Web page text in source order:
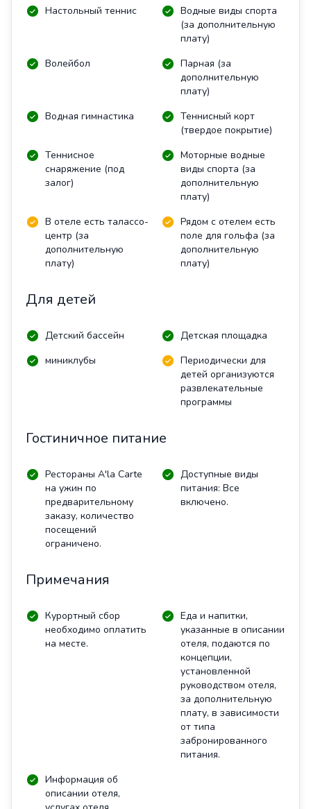
Настольный теннис
Водные виды спорта
(за дополнительную
плату)
Волейбол
Парная (за
дополнительную
плату)
Водная гимнастика
Теннисный корт
(твердое покрытие)
Теннисное
снаряжение (под
залог)
Моторные водные
виды спорта (за
дополнительную
плату)
В отеле есть талассо-
центр (за
дополнительную
плату)
Рядом с отелем есть
поле для гольфа (за
дополнительную
плату)
Для детей
Детский бассейн
Детская площадка
миниклубы
Периодически для
детей организуются
развлекательные
программы
Гостиничное питание
Рестораны A'la Carte
на ужин по
предварительному
заказу, количество
посещений
ограничено.
Доступные виды
питания: Все
включено.
Примечания
Курортный сбор
необходимо оплатить
на месте.
Еда и напитки,
указанные в описании
отеля, подаются по
концепции,
установленной
руководством отеля,
за дополнительную
плату, в зависимости
от типа
забронированного
питания.
Информация об
описании отеля,